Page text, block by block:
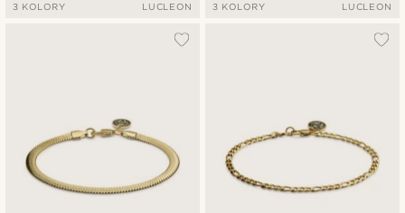
3 KOLORY LUCLEON 3 KOLORY LUCLEON